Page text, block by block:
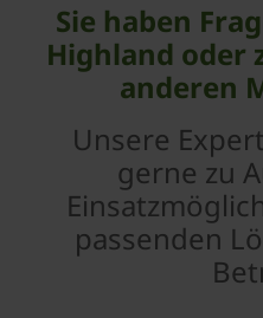
Sie haben
Highland oder
anderen
Unsere
gerne zu
passenden